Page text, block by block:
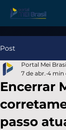
Post
Encerrar
passo
Portal Mei
7 de abr. 4 min